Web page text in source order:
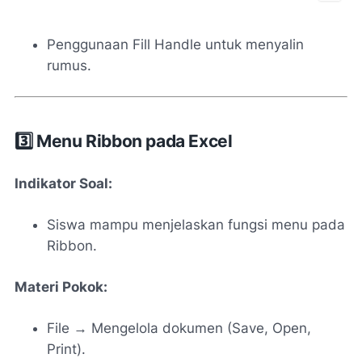
Penggunaan Fill Handle untuk menyalin
rumus.
3️⃣ Menu Ribbon pada Excel
Indikator Soal:
Siswa mampu menjelaskan fungsi menu pada
Ribbon.
Materi Pokok:
File → Mengelola dokumen (Save, Open,
Print).